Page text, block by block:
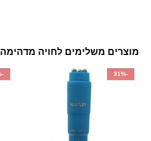
מוצרים משלימים לחויה מדהימה
-31%
-51%